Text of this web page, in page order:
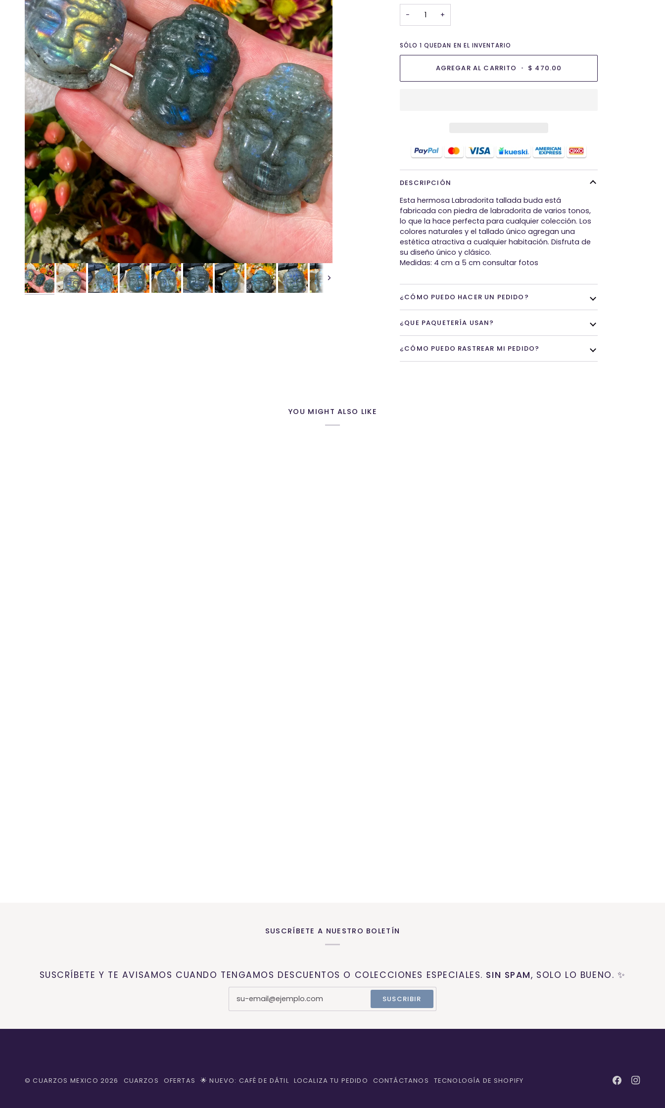
Próxima
NO
DISPONIBLE
− +
SÓLO1 QUEDAN EN EL INVENTARIO
AGREGAR AL CARRITO • $ 470.00
DESCRIPCIÓN
Esta hermosa Labradorita tallada buda está
fabricada con piedra de labradorita de varios tonos,
lo que la hace perfecta para cualquier colección. Los
colores naturales y el tallado único agregan una
estética atractiva a cualquier habitación. Disfruta de
su diseño único y clásico.
Medidas: 4 cm a 5 cm consultar fotos
¿CÓMO PUEDO HACER UN PEDIDO?
¿QUE PAQUETERÍA USAN?
¿CÓMO PUEDO RASTREAR MI PEDIDO?
YOU MIGHT ALSO LIKE
SUSCRÍBETE A NUESTRO BOLETÍN
SUSCRÍBETE Y TE AVISAMOS CUANDO TENGAMOS DESCUENTOS O COLECCIONES ESPECIALES. SIN SPAM, SOLO LO BUENO. ✨
SUSCRIBIR
©CUARZOS MEXICO 2026 CUARZOS OFERTAS 🌟 NUEVO: CAFÉ DE DÁTIL LOCALIZA TU PEDIDO CONTÁCTANOS TECNOLOGÍA DE SHOPIFY